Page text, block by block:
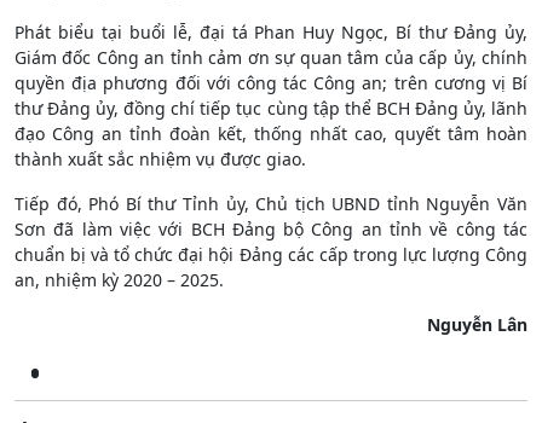
Phát biểu tại buổi lễ, đại tá Phan Huy Ngọc, Bí thư Đảng ủy,
Giám đốc Công an tỉnh cảm ơn sự quan tâm của cấp ủy, chính
quyền địa phương đối với công tác Công an; trên cương vị Bí
thư Đảng ủy, đồng chí tiếp tục cùng tập thể BCH Đảng ủy, lãnh
đạo Công an tỉnh đoàn kết, thống nhất cao, quyết tâm hoàn
thành xuất sắc nhiệm vụ được giao.
Tiếp đó, Phó Bí thư Tỉnh ủy, Chủ tịch UBND tỉnh Nguyễn Văn
Sơn đã làm việc với BCH Đảng bộ Công an tỉnh về công tác
chuẩn bị và tổ chức đại hội Đảng các cấp trong lực lượng Công
an, nhiệm kỳ 2020 – 2025.
Nguyễn Lân